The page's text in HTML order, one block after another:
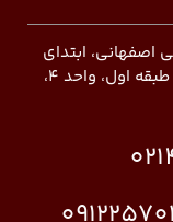
اصفهانی، ابتدای
اتوبان همت غرب، جنب کلانتری، پلاک ۲۷، طبقه اول، واحد ۴،